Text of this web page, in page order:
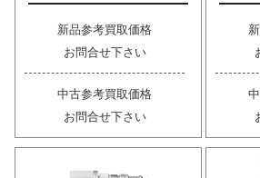
新品参考買取価格
お問合せ下さい
中古参考買取価格
お問合せ下さい